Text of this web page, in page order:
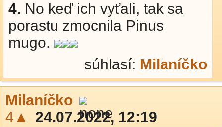
4. No keď ich vyťali, tak sa
porastu zmocnila Pinus
mugo.
súhlasí: Milaníčko
Milaníčko
4▲
24.07.2022, 12:19